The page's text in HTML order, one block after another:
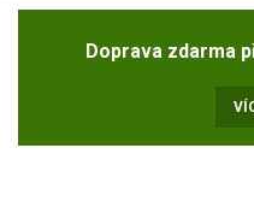
Doprava zdarma